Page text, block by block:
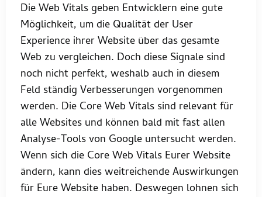
Die Web Vitals geben Entwicklern eine gute
Möglichkeit, um die Qualität der User
Experience ihrer Website über das gesamte
Web zu vergleichen. Doch diese Signale sind
noch nicht perfekt, weshalb auch in diesem
Feld ständig Verbesserungen vorgenommen
werden. Die Core Web Vitals sind relevant für
alle Websites und können bald mit fast allen
Analyse-Tools von Google untersucht werden.
Wenn sich die Core Web Vitals Eurer Website
ändern, kann dies weitreichende Auswirkungen
für Eure Website haben. Deswegen lohnen sich